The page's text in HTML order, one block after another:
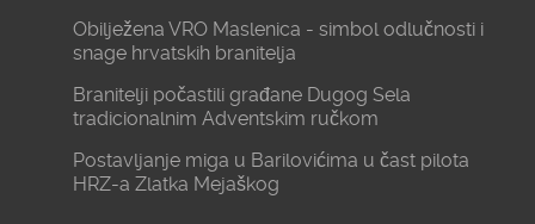
Obilježena VRO Maslenica - simbol odlučnosti i
snage hrvatskih branitelja
Branitelji počastili građane Dugog Sela
tradicionalnim Adventskim ručkom
Postavljanje miga u Barilovićima u čast pilota
HRZ-a Zlatka Mejaškog